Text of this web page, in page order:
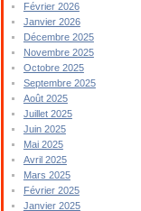
Février 2026
Janvier 2026
Décembre 2025
Novembre 2025
Octobre 2025
Septembre 2025
Août 2025
Juillet 2025
Juin 2025
Mai 2025
Avril 2025
Mars 2025
Février 2025
Janvier 2025